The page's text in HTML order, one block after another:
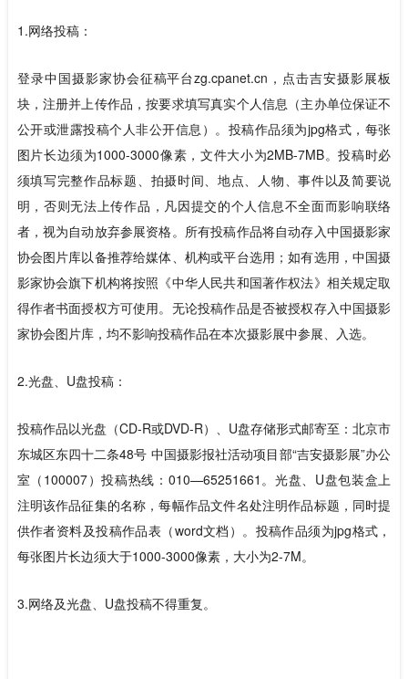
1.网络投稿：
登录中国摄影家协会征稿平台zg.cpanet.cn，点击吉安摄影展板
块，注册并上传作品，按要求填写真实个人信息（主办单位保证不
公开或泄露投稿个人非公开信息）。投稿作品须为jpg格式，每张
图片长边须为1000-3000像素，文件大小为2MB-7MB。投稿时必
须填写完整作品标题、拍摄时间、地点、人物、事件以及简要说
明，否则无法上传作品，凡因提交的个人信息不全面而影响联络
者，视为自动放弃参展资格。所有投稿作品将自动存入中国摄影家
协会图片库以备推荐给媒体、机构或平台选用；如有选用，中国摄
影家协会旗下机构将按照《中华人民共和国著作权法》相关规定取
得作者书面授权方可使用。无论投稿作品是否被授权存入中国摄影
家协会图片库，均不影响投稿作品在本次摄影展中参展、入选。
2.光盘、U盘投稿：
投稿作品以光盘（CD-R或DVD-R）、U盘存储形式邮寄至：北京市
东城区东四十二条48号 中国摄影报社活动项目部“吉安摄影展”办公
室（100007）投稿热线：010—65251661。光盘、U盘包装盒上
注明该作品征集的名称，每幅作品文件名处注明作品标题，同时提
供作者资料及投稿作品表（word文档）。投稿作品须为jpg格式，
每张图片长边须大于1000-3000像素，大小为2-7M。
3.网络及光盘、U盘投稿不得重复。